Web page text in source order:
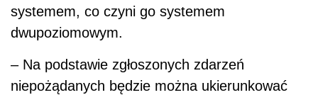
systemem, co czyni go systemem
dwupoziomowym.
– Na podstawie zgłoszonych zdarzeń
niepożądanych będzie można ukierunkować